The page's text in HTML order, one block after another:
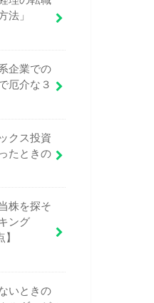
法」
企業での
厄介な３
クス投資
たときの
株を探そ
ング
いときの